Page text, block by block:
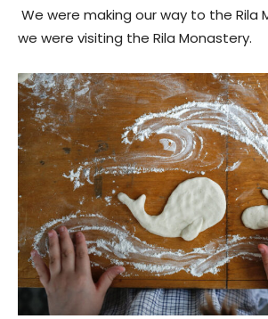
We were making our way to the Rila
we were visiting the Rila Monastery.